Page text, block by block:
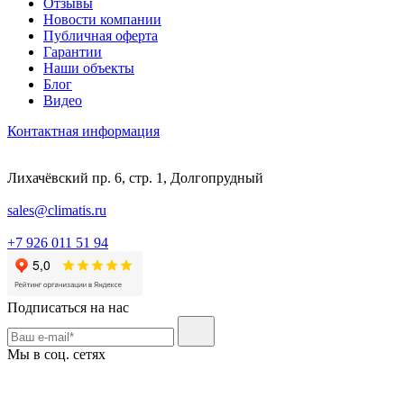
Отзывы
Новости компании
Публичная оферта
Гарантии
Наши объекты
Блог
Видео
Контактная информация
Лихачёвский пр. 6, стр. 1, Долгопрудный
sales@climatis.ru
+7 926 011 51 94
Подписаться на нас
Мы в соц. сетях